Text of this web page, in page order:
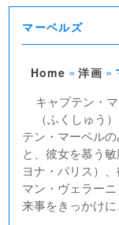
マーベルズ
Home »洋画 »
キャプテン・
（ふくしゅう
テン・マーベル
と、彼女を慕う
ヨナ・パリス）
マン・ヴェラー
来事をきっかけに